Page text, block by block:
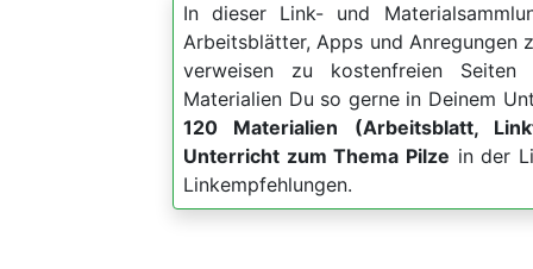
In dieser Link- und
Arbeitsblätter, Apps und Anregungen
verweisen zu kostenfreien Seiten
Materialien Du so gerne in Deinem
120 Materialien (Arbeitsblatt,
Unterricht zum Thema Pilze in der
Linkempfehlungen.